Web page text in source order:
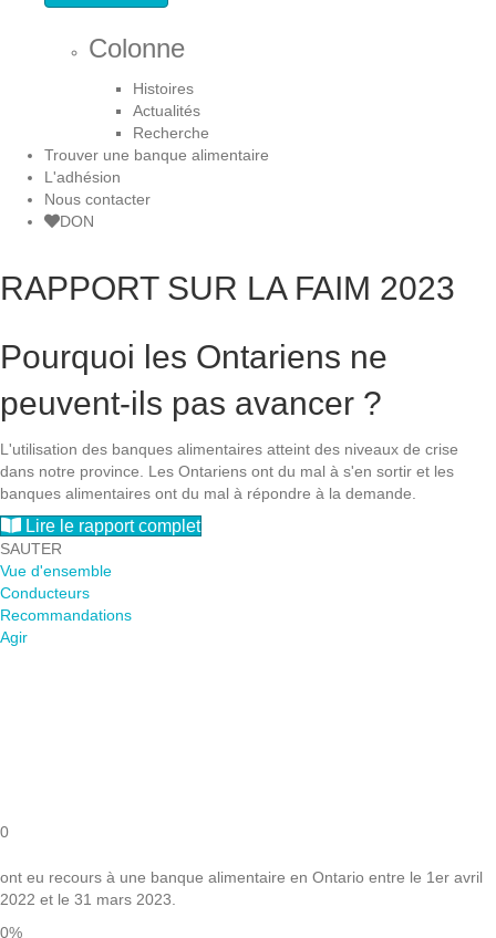
Colonne
Histoires
Actualités
Recherche
Trouver une banque alimentaire
L'adhésion
Nous contacter
DON
RAPPORT SUR LA FAIM 2023
Pourquoi les Ontariens ne
peuvent-ils pas avancer ?
L'utilisation des banques alimentaires atteint des niveaux de crise
dans notre province. Les Ontariens ont du mal à s'en sortir et les
banques alimentaires ont du mal à répondre à la demande.
Lire le rapport complet
SAUTER
Vue d'ensemble
Conducteurs
Recommandations
Agir
0
ont eu recours à une banque alimentaire en Ontario entre le 1er avril
2022 et le 31 mars 2023.
0%